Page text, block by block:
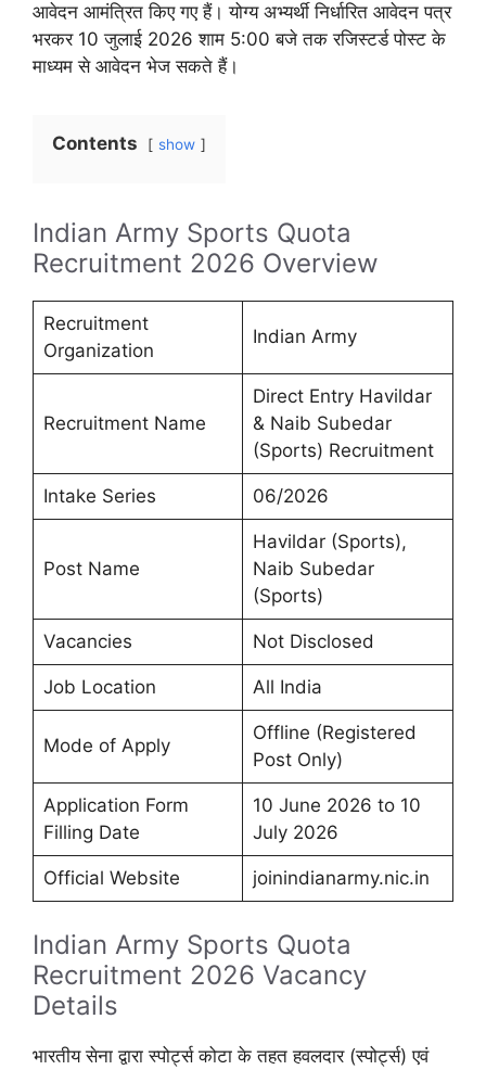
आवेदन आमंत्रित किए गए हैं। योग्य अभ्यर्थी निर्धारित आवेदन पत्र
भरकर 10 जुलाई 2026 शाम 5:00 बजे तक रजिस्टर्ड पोस्ट के
माध्यम से आवेदन भेज सकते हैं।
Contents show
Indian Army Sports Quota
Recruitment 2026 Overview
Recruitment
Organization
Indian Army
Recruitment Name
Direct Entry Havildar
& Naib Subedar
(Sports) Recruitment
Intake Series 06/2026
Post Name
Havildar (Sports),
Naib Subedar
(Sports)
Vacancies Not Disclosed
Job Location All India
Mode of Apply
Offline (Registered
Post Only)
Application Form
Filling Date
10 June 2026 to 10
July 2026
Official Website joinindianarmy.nic.in
Indian Army Sports Quota
Recruitment 2026 Vacancy
Details
भारतीय सेना द्वारा स्पोर्ट्स कोटा के तहत हवलदार (स्पोर्ट्स) एवं